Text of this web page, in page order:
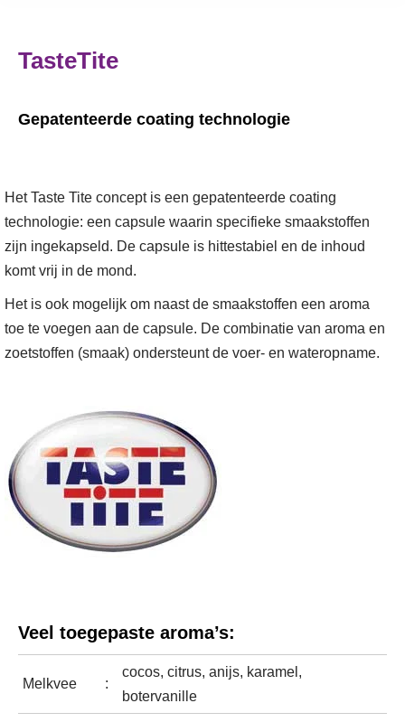
TasteTite
Gepatenteerde coating technologie
Het Taste Tite concept is een gepatenteerde coating
technologie: een capsule waarin specifieke smaakstoffen
zijn ingekapseld. De capsule is hittestabiel en de inhoud
komt vrij in de mond.
Het is ook mogelijk om naast de smaakstoffen een aroma
toe te voegen aan de capsule. De combinatie van aroma en
zoetstoffen (smaak) ondersteunt de voer- en wateropname.
Veel toegepaste aroma’s:
Melkvee :
cocos, citrus, anijs, karamel,
botervanille